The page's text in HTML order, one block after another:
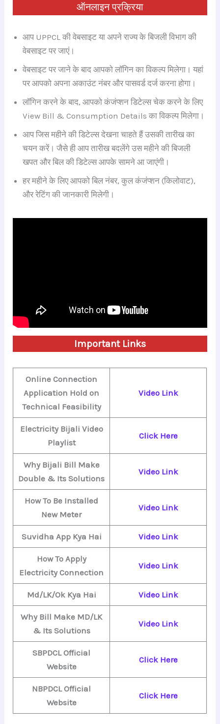
ऑनलाइन प्रक्रिया
आप UPPCL की वेबसाइट या अपने राज्य के बिजली विभाग की
वेबसाइट पर जाएं।
वेबसाइट पर जाने के बाद आपको लॉगिन का विकल्प मिलेगा। यहां
पर आपको अपना अकाउंट नंबर और पासवर्ड दर्ज करना होगा।
लॉगिन करने के बाद, आपको कंजंप्शन डिटेल्स चेक करने के लिए
View Bill & Consumption Details का विकल्प मिलेगा।
आप जिस महीने की डिटेल्स देखना चाहते हैं उसकी तारीख का
चयन करें। जैसे ही आप तारीख बदलेंगे उस महीने की बिजली
खपत और बिल की डिटेल्स आपके सामने आ जाएंगी।
हर महीने के लिए आपको बिल नंबर, कुल कंजंप्शन (किलोवाट),
और रेटिंग की जानकारी मिलेगी।
Important Links
Online Connection
Application Hold on
Technical Feasibility
Video Link
Electricity Bijali Video
Playlist
Click Here
Why Bijali Bill Make
Double & Its Solutions
Video Link
How To Be Installed
New Meter
Video Link
Suvidha App Kya Hai Video Link
How To Apply
Electricity Connection
Video Link
Md/LK/Ok Kya Hai Video Link
Why Bill Make MD/LK
& Its Solutions
Video Link
SBPDCL Official
Website
Click Here
NBPDCL Official
Website
Click Here